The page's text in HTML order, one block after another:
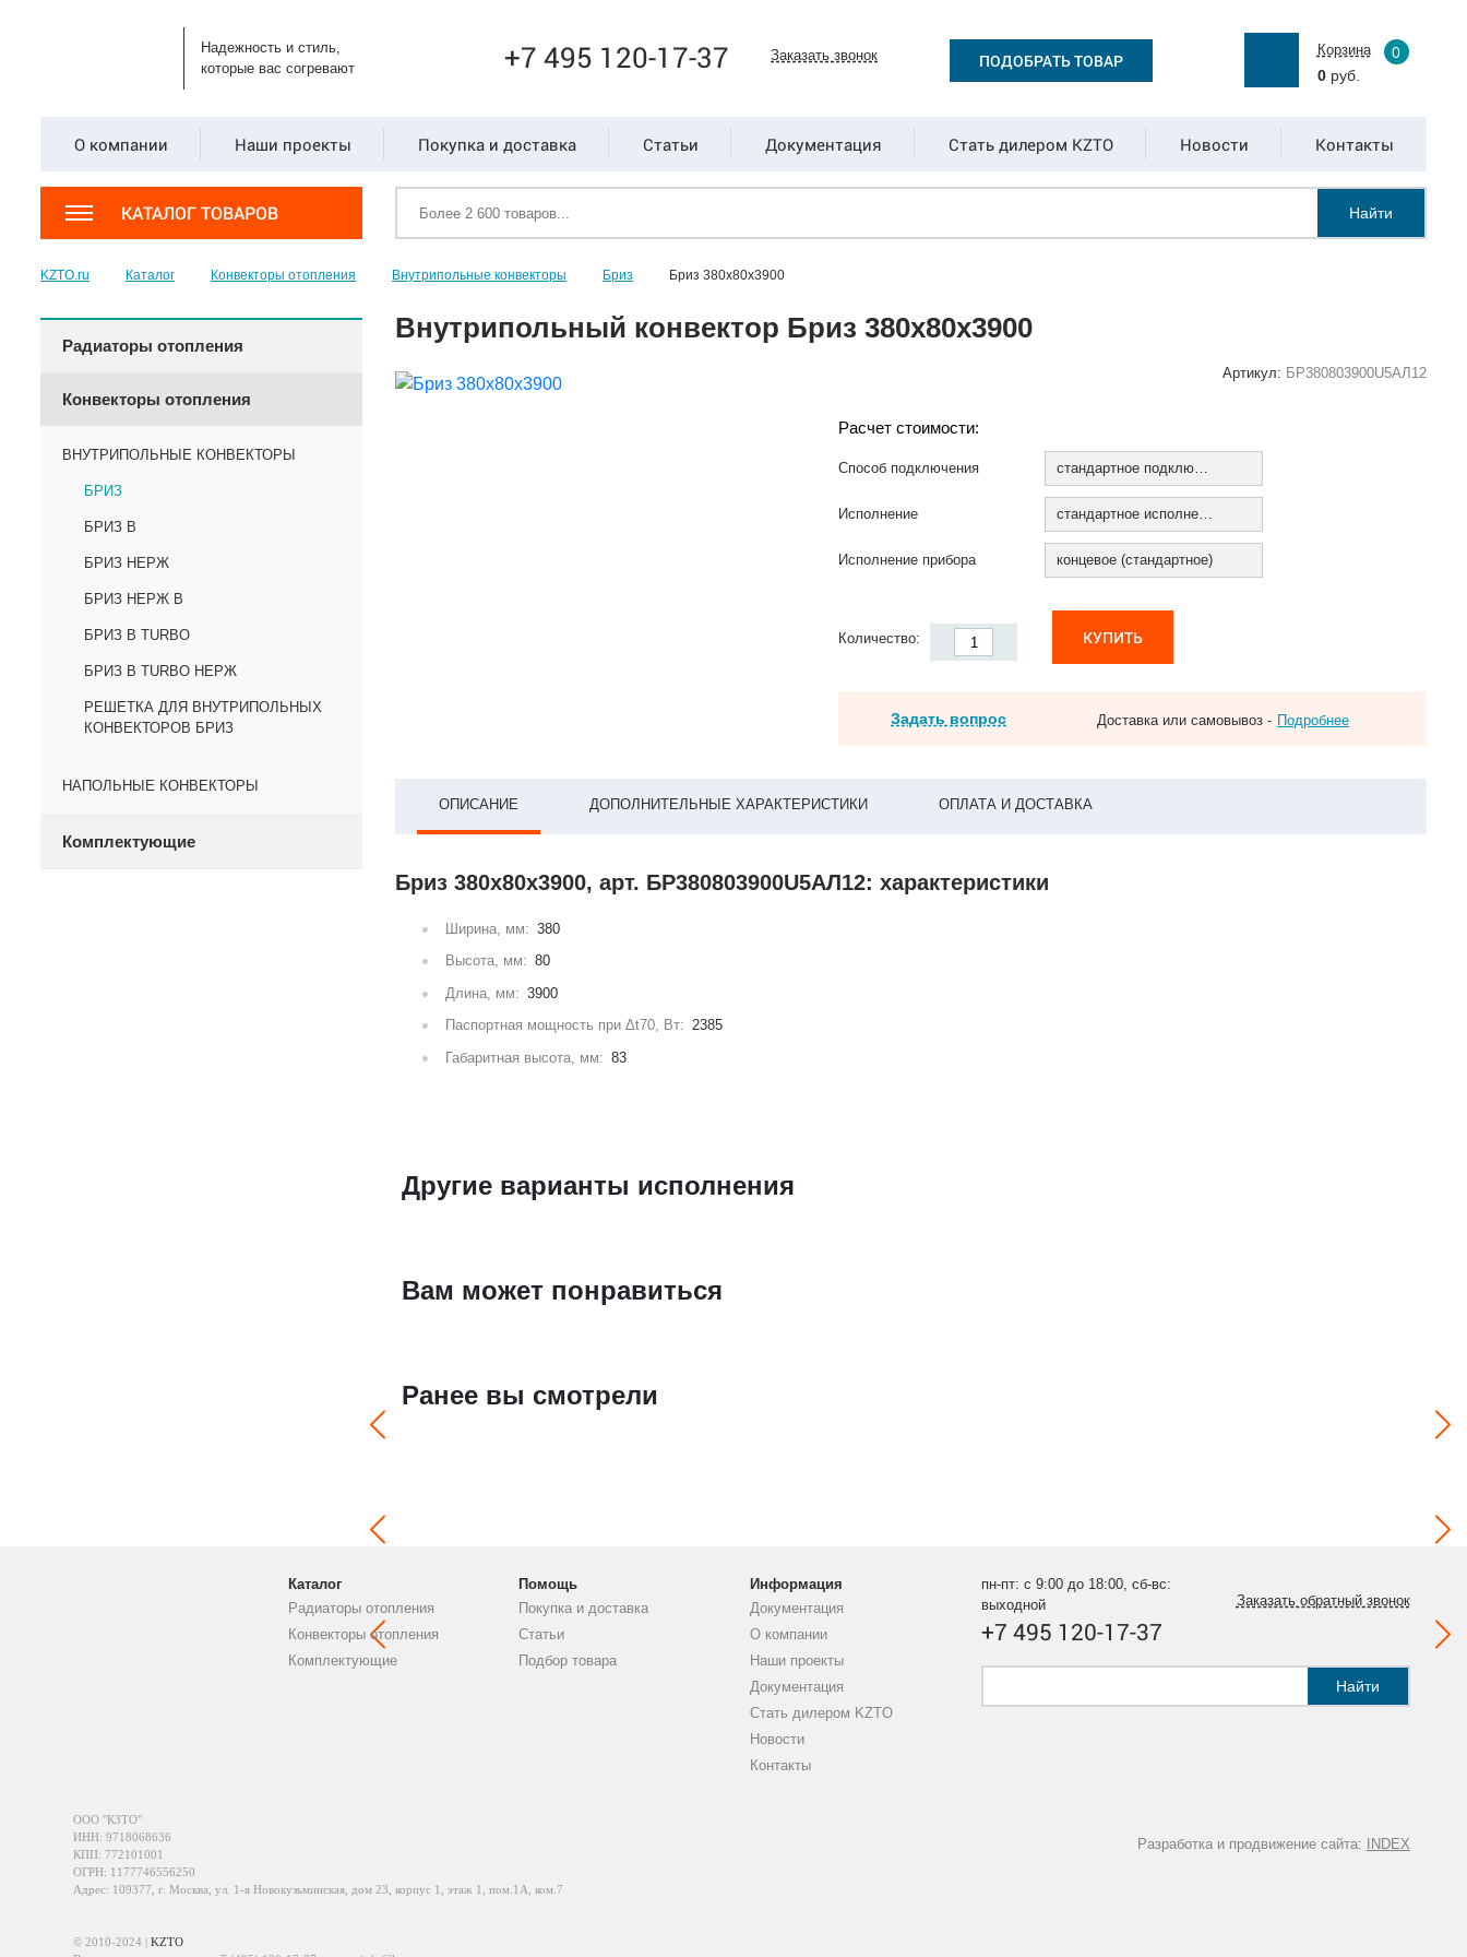
Надежность и стиль,
которые вас согревают
+7 495 120-17-37 Заказать звонок ПОДОБРАТЬ ТОВАР
Корзина
0
0руб.
О компании Наши проекты Покупка и доставка Статьи Документация Стать дилером KZTO Новости Контакты
КАТАЛОГ ТОВАРОВ Найти
KZTO.ru Каталог Конвекторы отопления Внутрипольные конвекторы Бриз Бриз 380х80х3900
Радиаторы отопления
Конвекторы отопления
ВНУТРИПОЛЬНЫЕ КОНВЕКТОРЫ
БРИЗ
БРИЗ В
БРИЗ НЕРЖ
БРИЗ НЕРЖ В
БРИЗ В TURBO
БРИЗ В TURBO НЕРЖ
РЕШЕТКА ДЛЯ ВНУТРИПОЛЬНЫХ
КОНВЕКТОРОВ БРИЗ
НАПОЛЬНЫЕ КОНВЕКТОРЫ
Комплектующие
Внутрипольный конвектор Бриз 380х80х3900
Артикул: БР380803900U5АЛ12
Расчет стоимости:
Способ подключения стандартное подключение
Исполнение стандартное исполнение
Исполнение прибора концевое (стандартное)
Количество: КУПИТЬ
Задать вопрос Доставка или самовывоз - Подробнее
ОПИСАНИЕ ДОПОЛНИТЕЛЬНЫЕ ХАРАКТЕРИСТИКИ ОПЛАТА И ДОСТАВКА
Бриз 380х80х3900, арт. БР380803900U5АЛ12: характеристики
Ширина, мм: 380
Высота, мм: 80
Длина, мм: 3900
Паспортная мощность при Δt70, Вт: 2385
Габаритная высота, мм: 83
Другие варианты исполнения
Вам может понравиться
Ранее вы смотрели
Каталог
Радиаторы отопления
Конвекторы отопления
Комплектующие
Помощь
Покупка и доставка
Статьи
Подбор товара
Информация
Документация
О компании
Наши проекты
Документация
Стать дилером KZTO
Новости
Контакты
пн-пт: с 9:00 до 18:00, сб-вс:
выходной
+7 495 120-17-37
Заказать обратный звонок
Найти
Разработка и продвижение сайта: INDEX
ООО "КЗТО"
ИНН: 9718068636
КПП: 772101001
ОГРН: 1177746556250
Адрес: 109377, г. Москва, ул. 1-я Новокузьминская, дом 23, корпус 1, этаж 1, пом.1А, ком.7
© 2010-2024 | KZTO